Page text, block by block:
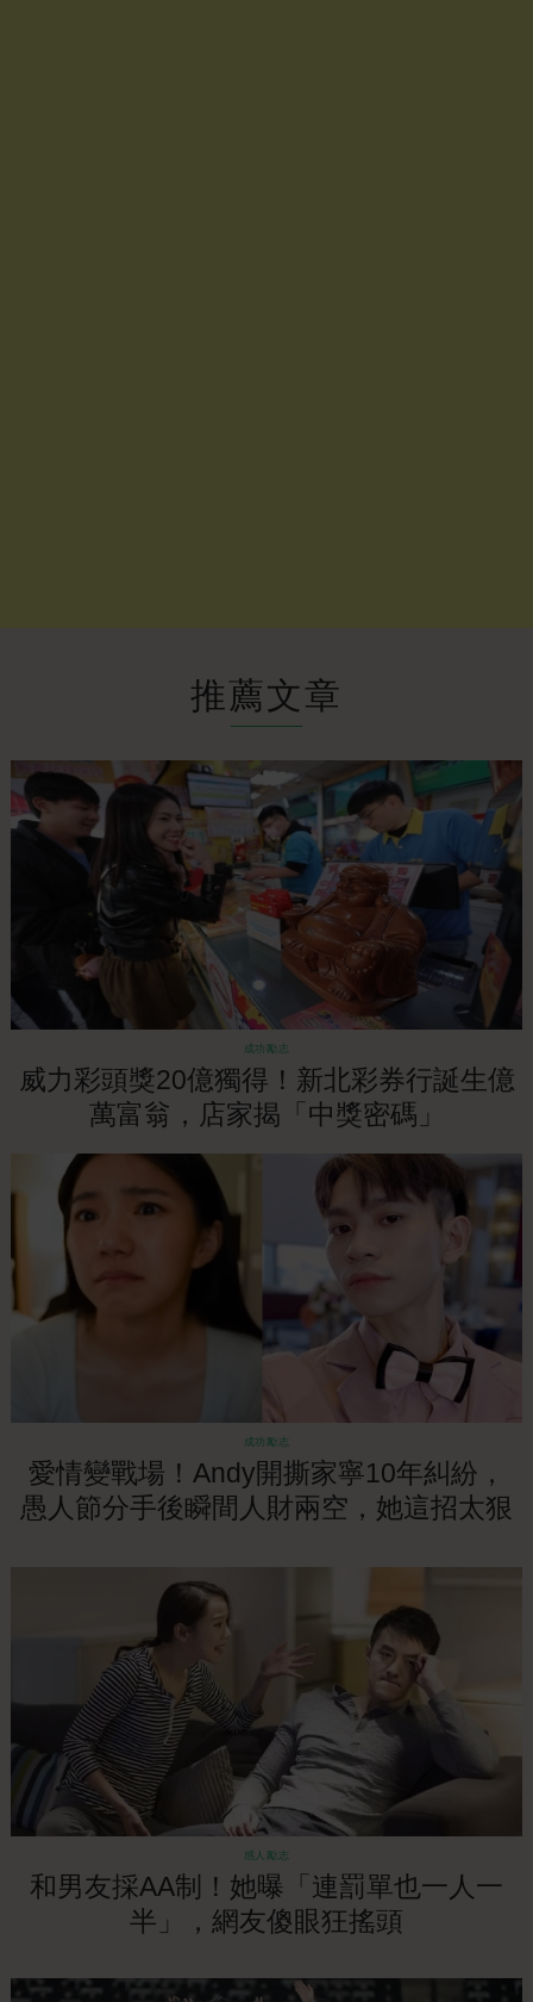
推薦文章
成功勵志
威力彩頭獎20億獨得！新北彩券行誕生億
萬富翁，店家揭「中獎密碼」
成功勵志
愛情變戰場！Andy開撕家寧10年糾紛，
愚人節分手後瞬間人財兩空，她這招太狠
感人勵志
和男友採AA制！她曝「連罰單也一人一
半」，網友傻眼狂搖頭